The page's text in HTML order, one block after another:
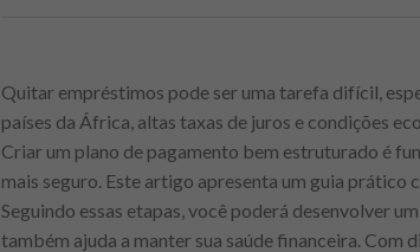
Quitar empréstimos pode ser uma tarefa difícil,
países da África, altas taxas de juros e condições
Criar um plano de pagamento bem estruturado é
mais seguro. Este artigo apresenta um guia prático
Seguindo essas etapas, você poderá desenvolver
também ajuda a manter sua saúde financeira. Com